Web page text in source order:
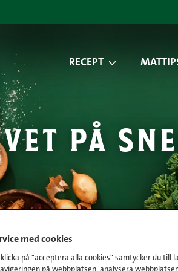
RECEPT
på
med cookies
på "acceptera alla cookies" samtycker du till
på webbplatsen, analysera